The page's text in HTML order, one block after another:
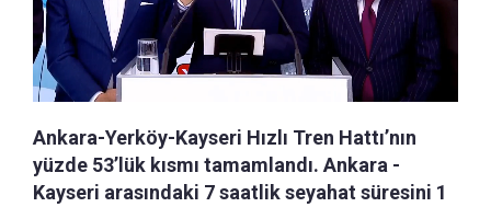
Ankara-Yerköy-Kayseri Hızlı Tren Hattı’nın
yüzde 53’lük kısmı tamamlandı. Ankara -
Kayseri arasındaki 7 saatlik seyahat süresini 1